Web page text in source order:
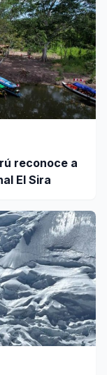
reconoce a
El Sira